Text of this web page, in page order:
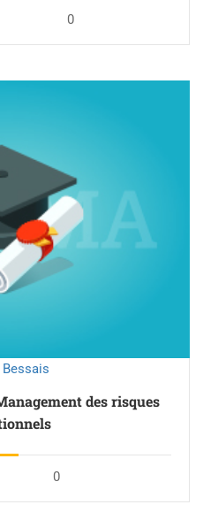
0
des risques
0